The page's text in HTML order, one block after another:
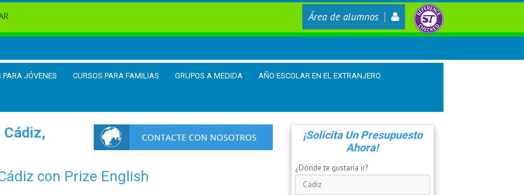
Área de alumnos
PARA JÓVENES CURSOS PARA FAMILIAS GRUPOS A MEDIDA AÑO ESCOLAR EN EL EXTRANJERO
Cádiz,
con Prize English
¡Solicita Un Presupuesto
Ahora!
¿Dónde te gustaría ir?